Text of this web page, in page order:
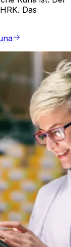
Das